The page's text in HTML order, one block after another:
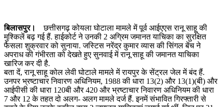
बिलासपुर।छत्तीसगढ़ कोयला घोटाला मामले में पूर्व आईएएस रानू साहू की
मुश्किलें बढ़ गई हैं. हाईकोर्ट ने उनकी 2 अग्रिम जमानत याचिका का सुरक्षित
फैसला शुक्रवार को सुनाया. जस्टिस नरेंद्र कुमार व्यास की सिंगल बेंच ने
अपराध की गंभीरता को देखते हुए सुनवाई में रानू साहू की जमानत याचिका
खारिज कर दी है.
बता दें, रानू साहू कोल लेवी घोटाले मामले में रायपुर के सेंट्रल जेल में बंद हैं.
उनपर भ्रष्टाचार निवारण अधिनियम, 1988 की धारा 13(2) और 13(1)(बी) और
आईपीसी की धारा 120बी और 420 और भ्रष्टाचार निवारण अधिनियम की धारा
7 और 12 के तहत दो अलग- अलग मामले दर्ज हैं. इनमें संभावित गिरफ्तारी से